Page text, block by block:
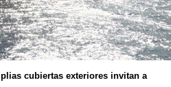
cubiertas exteriores invitan a